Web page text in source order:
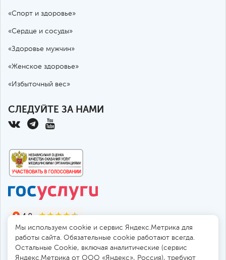
«Спорт и здоровье»
«Сердце и сосуды»
«Здоровье мужчин»
«Женское здоровье»
«Избыточный вес»
СЛЕДУЙТЕ ЗА НАМИ
Мы используем cookie и сервис Яндекс.Метрика для
работы сайта. Обязательные cookie работают всегда.
Остальные Сookie, включая аналитические (сервис
Яндекс.Метрика от ООО «Яндекс», Россия), требуют